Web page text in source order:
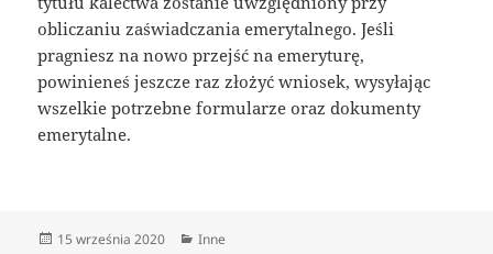
obliczaniu zaświadczania emerytalnego. Jeśli
pragniesz na nowo przejść na emeryturę,
powinieneś jeszcze raz złożyć wniosek, wysyłając
wszelkie potrzebne formularze oraz dokumenty
emerytalne.
Data
15 września 2020 Kategorie
Inne